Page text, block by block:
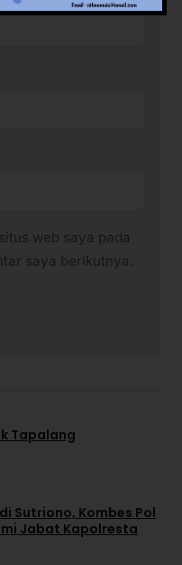
web saya pada
saya berikutnya.
Tapalang
Sutriono, Kombes Pol
Jabat Kapolresta